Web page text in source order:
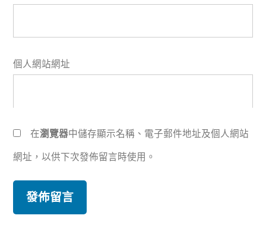
個人網站網址
在瀏覽器中儲存顯示名稱、電子郵件地址及個人網站
網址，以供下次發佈留言時使用。